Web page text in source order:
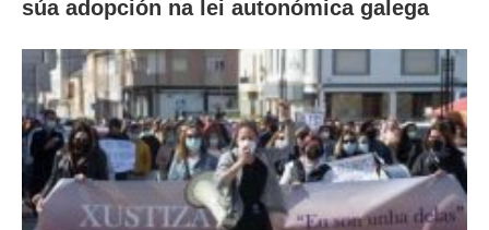
súa adopción na lei autonómica galega